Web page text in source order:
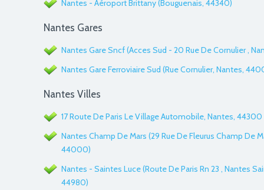
Nantes - Aéroport Brittany (Bouguenais, 44340)
Nantes Gares
Nantes Gare Sncf (Acces Sud - 20 Rue De Cornulier ,
Nantes Gare Ferroviaire Sud (Rue Cornulier, Nantes,
Nantes Villes
17 Route De Paris Le Village Automobile, Nantes, 44300
Nantes Champ De Mars (29 Rue De Fleurus Champ De
44000)
Nantes - Saintes Luce (Route De Paris Rn 23 , Nantes
44980)